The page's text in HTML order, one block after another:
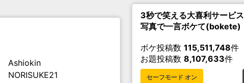
Ashiokin
NORISUKE21
3秒で笑える大喜利サービス
写真で一言ボケて(bokete)
ボケ投稿数 115,511,748件
お題投稿数 8,107,633件
セーフモード オン